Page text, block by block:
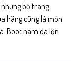
bộ trang
hãng cũng là món
Boot nam da lộn